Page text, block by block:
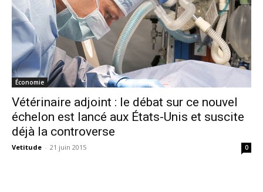
Économie
Vétérinaire adjoint : le débat sur ce nouvel
échelon est lancé aux États-Unis et suscite
déjà la controverse
Vetitude - 21 juin 2015 0